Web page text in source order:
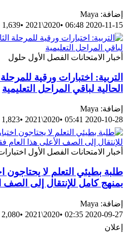
إضافة: Maya
2020-11-15 06:48
•
2020\2021
•
أخبار الامتحانات الفصل الأول حلول
التربية: اختبارات ورقية للمرحلة
الحالية لباقي المراحل التعليمية
إضافة: Maya
2020-10-28 05:41
•
2020\2021
•
أخبار الامتحانات الفصل الأول
طلبة بطيئي التعلم لا يحتاجون
بمنهج كامل للإنتقال إلى الصف
إضافة: Maya
2020-09-27 02:35
•
2020\2021
•
إعلان